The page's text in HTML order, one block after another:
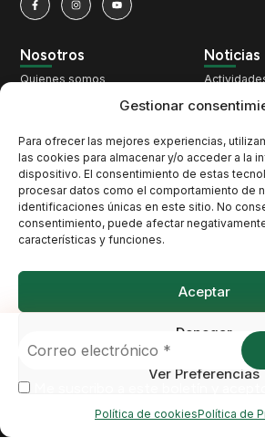
Gestionar
Para ofrecer las mejores experiencias,
las cookies para almacenar y/o acceder a la
dispositivo. El consentimiento de estas
procesar datos como el comportamiento de
identificaciones únicas en este sitio. No
consentimiento, puede afectar
características y funciones.
Aceptar
Denegar
Ver Preferencias
Política de cookiesPolítica de
Nosotros
Quienes somos
Pacto por los Cetáceos
Únete
Contacto
Noticias
Territorio
Patrimonio
Opinión
Contacto
Me suscribo a este boletín y
privacidad